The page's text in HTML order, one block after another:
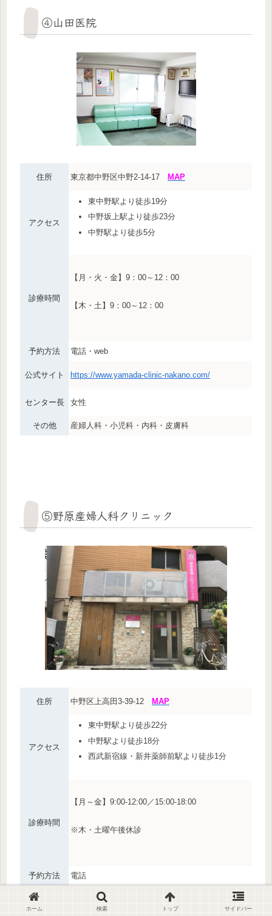
④山田医院
住所 東京都中野区中野2-14-17 MAP
アクセス
東中野駅より徒歩19分
中野坂上駅より徒歩23分
中野駅より徒歩5分
診療時間
【月・火・金】9：00～12：00
【木・土】9：00～12：00
予約方法 電話・web
公式サイト https://www.yamada-clinic-nakano.com/
センター長 女性
その他 産婦人科・小児科・内科・皮膚科
⑤野原産婦人科クリニック
住所 中野区上高田3-39-12 MAP
アクセス
東中野駅より徒歩22分
中野駅より徒歩18分
西武新宿線・新井薬師前駅より徒歩1分
診療時間
【月～金】9:00-12:00／15:00-18:00
※木・土曜午後休診
予約方法 電話
その他 産婦人科
ホーム 検索 トップ サイドバー